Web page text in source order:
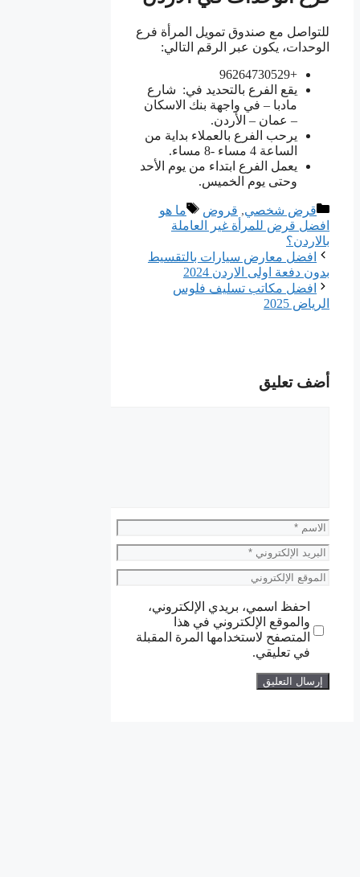
للتواصل مع صندوق تمويل المرأة فرع
الوحدات، يكون عبر الرقم التالي:
+96264730529
يقع الفرع بالتحديد في: شارع
مادبا – في واجهة بنك الاسكان
– عمان – الأردن.
يرحب الفرع بالعملاء بداية من
الساعة 4 مساء -8 مساء.
يعمل الفرع ابتداء من يوم الأحد
وحتى يوم الخميس.
التصنيفات
قرض شخصي, قروض الوسوم
ما هو
افضل قرض للمرأة غير العاملة
بالاردن؟
افضل معارض سيارات بالتقسيط
بدون دفعة اولى الاردن 2024
افضل مكاتب تسليف فلوس
الرياض 2025
أضف تعليق
الاسم
البريد
الإلكتروني
الموقع
احفظ اسمي، بريدي الإلكتروني،
والموقع الإلكتروني في هذا
المتصفح لاستخدامها المرة المقبلة
في تعليقي.